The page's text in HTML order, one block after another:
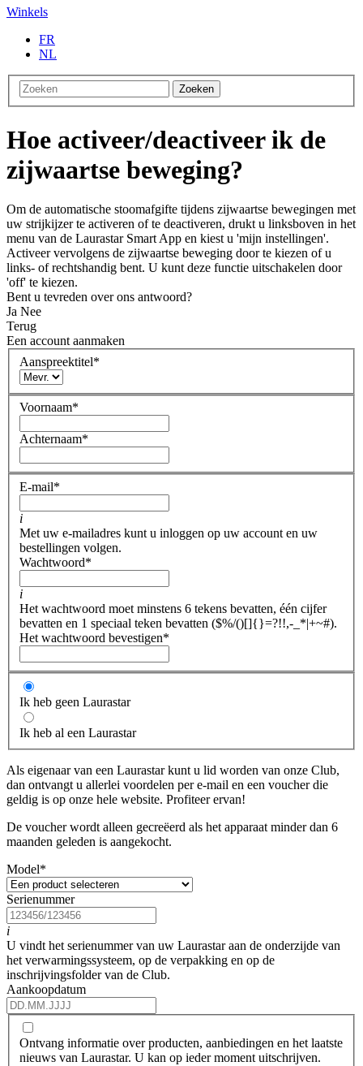
Winkels
FR
NL
Zoeken
Hoe activeer/deactiveer ik de
zijwaartse beweging?
Om de automatische stoomafgifte tijdens zijwaartse bewegingen met
uw strijkijzer te activeren of te deactiveren, drukt u linksboven in het
menu van de Laurastar Smart App en kiest u 'mijn instellingen'.
Activeer vervolgens de zijwaartse beweging door te kiezen of u
links- of rechtshandig bent. U kunt deze functie uitschakelen door
'off' te kiezen.
Bent u tevreden over ons antwoord?
Ja Nee
Terug
Een account aanmaken
Aanspreektitel*
Voornaam*
Achternaam*
E-mail*
i
Met uw e-mailadres kunt u inloggen op uw account en uw
bestellingen volgen.
Wachtwoord*
i
Het wachtwoord moet minstens 6 tekens bevatten, één cijfer
bevatten en 1 speciaal teken bevatten ($%/()[]{}=?!!,-_*|+~#).
Het wachtwoord bevestigen*
Ik heb geen Laurastar
Ik heb al een Laurastar
Als eigenaar van een Laurastar kunt u lid worden van onze Club,
dan ontvangt u allerlei voordelen per e-mail en een voucher die
geldig is op onze hele website. Profiteer ervan!
De voucher wordt alleen gecreëerd als het apparaat minder dan 6
maanden geleden is aangekocht.
Model*
Serienummer
i
U vindt het serienummer van uw Laurastar aan de onderzijde van
het verwarmingssysteem, op de verpakking en op de
inschrijvingsfolder van de Club.
Aankoopdatum
Ontvang informatie over producten, aanbiedingen en het laatste
nieuws van Laurastar. U kan op ieder moment uitschrijven.